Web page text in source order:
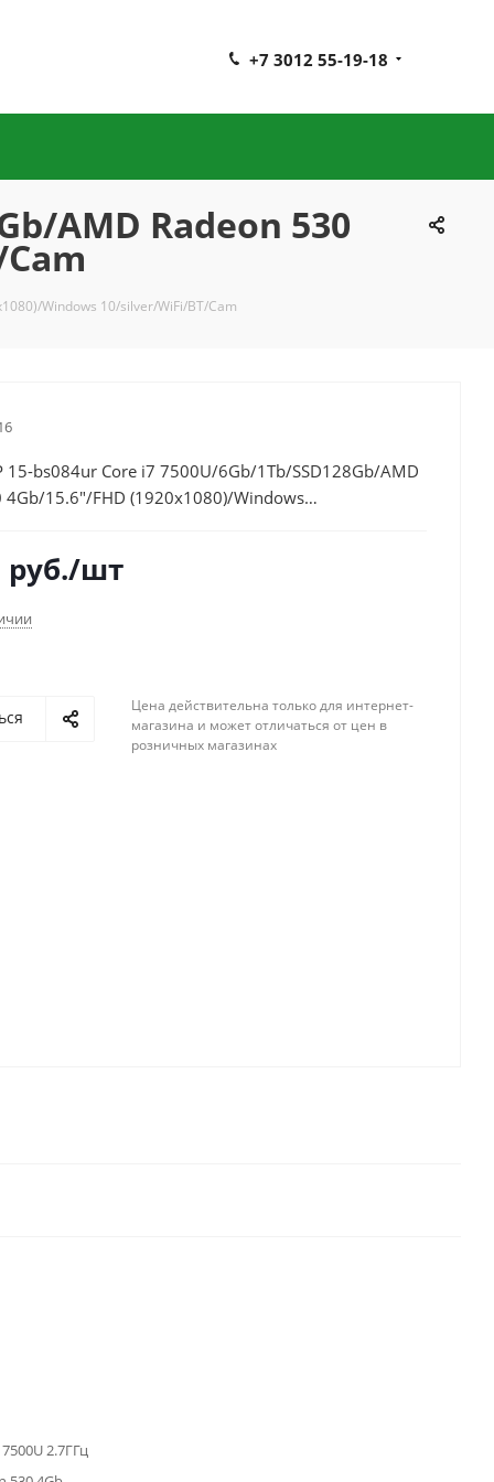
+7 3012 55-19-18
AMD Radeon 530
Windows 10/silver/WiFi/BT/Cam
15-bs084ur Core i7 7500U/6Gb/1Tb/SSD128Gb/AMD
4Gb/15.6"/FHD (1920x1080)/Windows
руб./шт
Цена действительна только для интернет-
магазина и может отличаться от цен в
розничных магазинах
2.7ГГц